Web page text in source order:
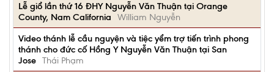
Lễ giổ lần thứ 16 ĐHY Nguyễn Văn Thuận tại Orange
County, Nam California
William Nguyễn
Video thánh lễ cầu nguyện và tiệc yểm trợ tiến trình phong
thánh cho đức cố Hồng Y Nguyễn Văn Thuận tại San
Jose Thái Phạm